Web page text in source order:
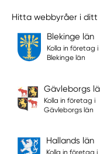
Hitta webbyråer i ditt
Blekinge län
Kolla in företag i
Blekinge län
Gävleborgs
Kolla in företag i
Gävleborgs län
Hallands län
Kolla in företag i